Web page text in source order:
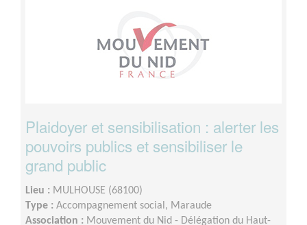
Plaidoyer et sensibilisation : alerter les
pouvoirs publics et sensibiliser le
grand public
Lieu : MULHOUSE (68100)
Type : Accompagnement social, Maraude
Association : Mouvement du Nid - Délégation du Haut-